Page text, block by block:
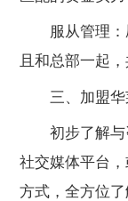
服从管理：
且和总部一起
三、加盟华
初步了解与咨
社交媒体平台
方式，全方位了